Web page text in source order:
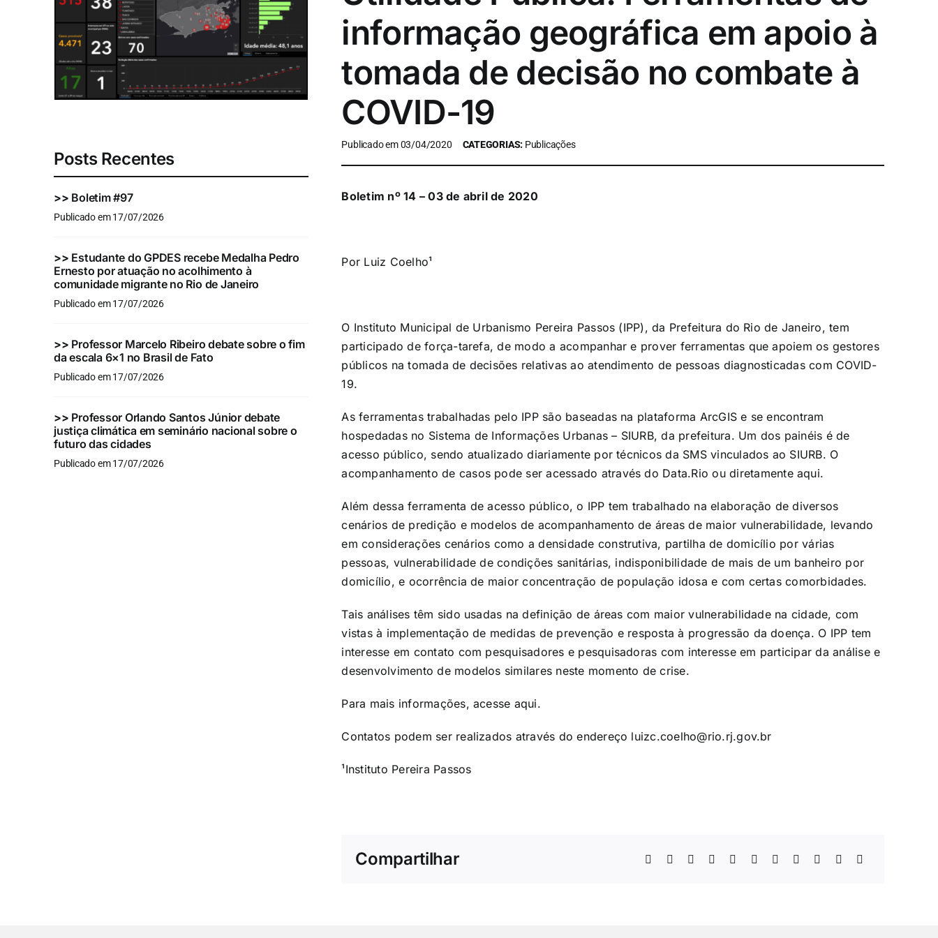
Posts Recentes
>> Boletim #97
Publicado em 17/07/2026
>> Estudante do GPDES recebe Medalha Pedro
Ernesto por atuação no acolhimento à
comunidade migrante no Rio de Janeiro
Publicado em 17/07/2026
>> Professor Marcelo Ribeiro debate sobre o fim
da escala 6×1 no Brasil de Fato
Publicado em 17/07/2026
>> Professor Orlando Santos Júnior debate
justiça climática em seminário nacional sobre o
futuro das cidades
Publicado em 17/07/2026
informação geográfica em apoio à
tomada de decisão no combate à
COVID-19
Publicado em 03/04/2020 CATEGORIAS: Publicações
Boletim nº 14 – 03 de abril de 2020
Por Luiz Coelho¹
O Instituto Municipal de Urbanismo Pereira Passos (IPP), da Prefeitura do Rio de Janeiro, tem
participado de força-tarefa, de modo a acompanhar e prover ferramentas que apoiem os gestores
públicos na tomada de decisões relativas ao atendimento de pessoas diagnosticadas com COVID-
19.
As ferramentas trabalhadas pelo IPP são baseadas na plataforma ArcGIS e se encontram
hospedadas no Sistema de Informações Urbanas – SIURB, da prefeitura. Um dos painéis é de
acesso público, sendo atualizado diariamente por técnicos da SMS vinculados ao SIURB. O
acompanhamento de casos pode ser acessado através do Data.Rio ou diretamente aqui.
Além dessa ferramenta de acesso público, o IPP tem trabalhado na elaboração de diversos
cenários de predição e modelos de acompanhamento de áreas de maior vulnerabilidade, levando
em considerações cenários como a densidade construtiva, partilha de domicílio por várias
pessoas, vulnerabilidade de condições sanitárias, indisponibilidade de mais de um banheiro por
domicílio, e ocorrência de maior concentração de população idosa e com certas comorbidades.
Tais análises têm sido usadas na definição de áreas com maior vulnerabilidade na cidade, com
vistas à implementação de medidas de prevenção e resposta à progressão da doença. O IPP tem
interesse em contato com pesquisadores e pesquisadoras com interesse em participar da análise e
desenvolvimento de modelos similares neste momento de crise.
Para mais informações, acesse aqui.
Contatos podem ser realizados através do endereço luizc.coelho@rio.rj.gov.br
¹Instituto Pereira Passos
Compartilhar